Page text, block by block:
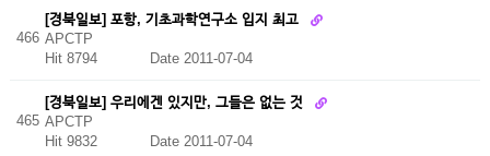
466
[경북일보] 포항, 기초과학연구소 입지 최고
APCTP
Hit 8794
Date 2011-07-04
465
[경북일보] 우리에겐 있지만, 그들은 없는 것
APCTP
Hit 9832
Date 2011-07-04